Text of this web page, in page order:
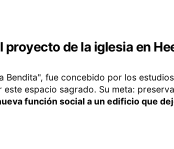
proyecto de la iglesia en
Bendita", fue concebido por los
espacio sagrado. Su meta:
función social a un edificio que